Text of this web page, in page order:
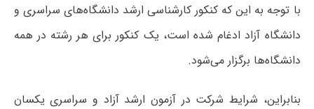
با توجه به این که کنکور کارشناسی ارشد دانشگاه‌های سراسری و
دانشگاه آزاد ادغام شده است، یک کنکور برای هر رشته در همه
دانشگاه‌ها برگزار می‌شود.
بنابراین، شرایط شرکت در آزمون ارشد آزاد و سراسری یکسان